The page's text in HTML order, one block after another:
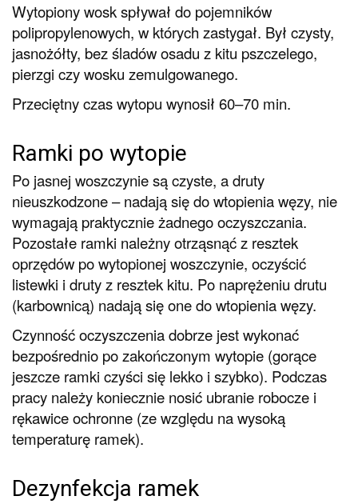
Wytopiony wosk spływał do pojemników
polipropylenowych, w których zastygał. Był czysty,
jasnożółty, bez śladów osadu z kitu pszczelego,
pierzgi czy wosku zemulgowanego.
Przeciętny czas wytopu wynosił 60–70 min.
Ramki po wytopie
Po jasnej woszczynie są czyste, a druty
nieuszkodzone – nadają się do wtopienia węzy, nie
wymagają praktycznie żadnego oczyszczania.
Pozostałe ramki należny otrząsnąć z resztek
oprzędów po wytopionej woszczynie, oczyścić
listewki i druty z resztek kitu. Po naprężeniu drutu
(karbownicą) nadają się one do wtopienia węzy.
Czynność oczyszczenia dobrze jest wykonać
bezpośrednio po zakończonym wytopie (gorące
jeszcze ramki czyści się lekko i szybko). Podczas
pracy należy koniecznie nosić ubranie robocze i
rękawice ochronne (ze względu na wysoką
temperaturę ramek).
Dezynfekcja ramek